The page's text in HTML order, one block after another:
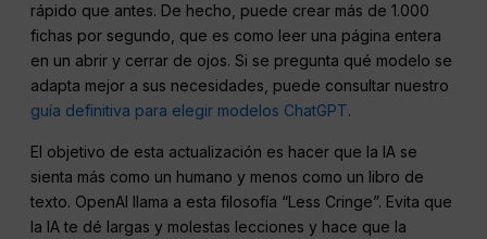
rápido que antes. De hecho, puede crear más de 1.000
fichas por segundo, que es como leer una página entera
en un abrir y cerrar de ojos. Si se pregunta qué modelo se
adapta mejor a sus necesidades, puede consultar nuestro
guía definitiva para elegir modelos ChatGPT.
El objetivo de esta actualización es hacer que la IA se
sienta más como un humano y menos como un libro de
texto. OpenAI llama a esta filosofía “Less Cringe”. Evita que
la IA te dé largas y molestas lecciones y hace que la